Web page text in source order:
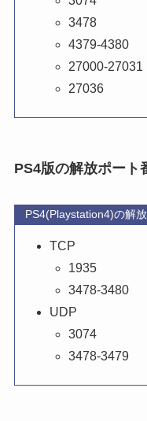
3478
4379-4380
27000-27031
27036
PS4版の解放ポート
PS4(Playstation4)の解
TCP
1935
3478-3480
UDP
3074
3478-3479